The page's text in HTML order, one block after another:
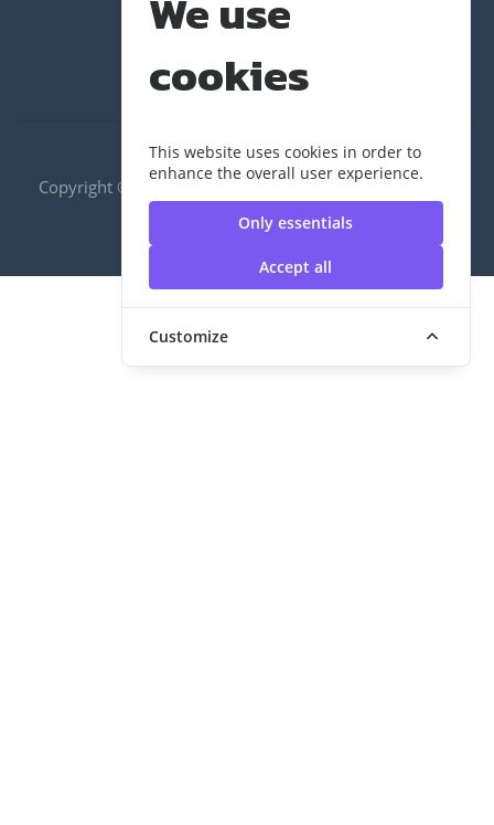
We use
cookies
This website uses cookies in order to
enhance the overall user experience.
Only essentials
Accept all
Customize
Copyright ©2020 RUS|กองพัฒนานักศึกษา | มหาวิทยาลัย
เทคโนโลยีราชมงคลสุวรรณภูมิ